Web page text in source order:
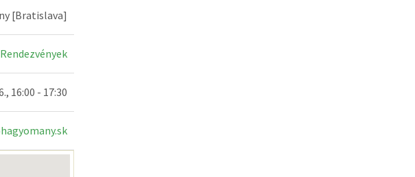
[Bratislava]
Rendezvények
16:00 - 17:30